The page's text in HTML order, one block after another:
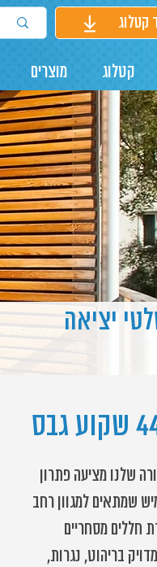
קטלוג
קטלוג מוצרים
שלנו מציעה פתרון
שמתאים למגוון רחב
חללים מסחריים
בריהוט, נגרות,
יציאה